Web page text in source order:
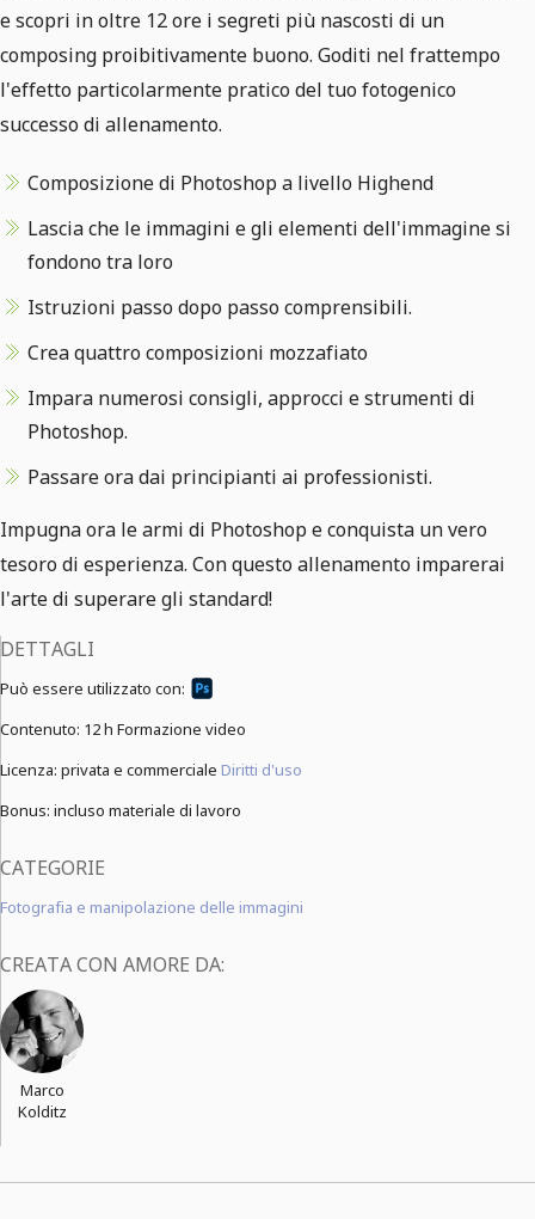
e scopri in oltre 12 ore i segreti più nascosti di un
composing proibitivamente buono. Goditi nel frattempo
l'effetto particolarmente pratico del tuo fotogenico
successo di allenamento.
Composizione di Photoshop a livello Highend
Lascia che le immagini e gli elementi dell'immagine si
fondono tra loro
Istruzioni passo dopo passo comprensibili.
Crea quattro composizioni mozzafiato
Impara numerosi consigli, approcci e strumenti di
Photoshop.
Passare ora dai principianti ai professionisti.
Impugna ora le armi di Photoshop e conquista un vero
tesoro di esperienza. Con questo allenamento imparerai
l'arte di superare gli standard!
DETTAGLI
Può essere utilizzato con:
Contenuto: 12 h Formazione video
Licenza: privata e commerciale Diritti d'uso
Bonus: incluso materiale di lavoro
CATEGORIE
Fotografia e manipolazione delle immagini
CREATA CON AMORE DA:
Marco
Kolditz